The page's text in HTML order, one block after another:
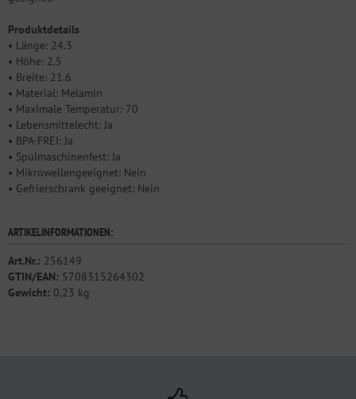
Produktdetails
• Länge: 24.3
• Höhe: 2.5
• Breite: 21.6
• Material: Melamin
• Maximale Temperatur: 70
• Lebensmittelecht: Ja
• BPA-FREI: Ja
• Spülmaschinenfest: Ja
• Mikrowellengeeignet: Nein
• Gefrierschrank geeignet: Nein
ARTIKELINFORMATIONEN:
Art.Nr.: 256149
GTIN/EAN: 5708315264302
Gewicht: 0,23 kg